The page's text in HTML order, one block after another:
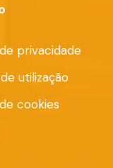
privacidade
utilização
cookies